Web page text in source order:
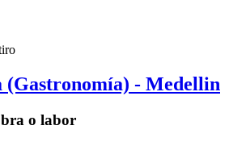
(Gastronomía) - Medellin
o labor